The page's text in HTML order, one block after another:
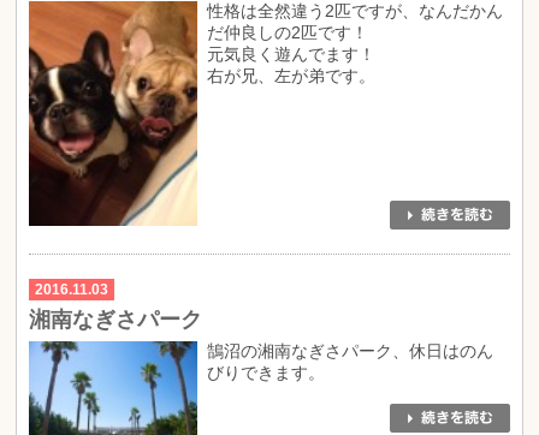
性格は全然違う2匹ですが、なんだかん
だ仲良しの2匹です！
元気良く遊んでます！
右が兄、左が弟です。
2016.11.03
湘南なぎさパーク
鵠沼の湘南なぎさパーク、休日はのん
びりできます。